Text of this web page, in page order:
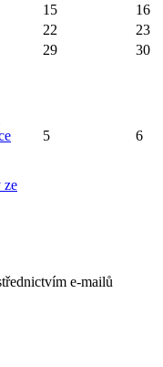
15
16
22
23
29 30
ze
5 6
e-mailů